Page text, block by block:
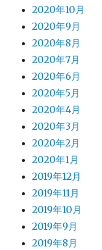
2020年10月
2020年9月
2020年8月
2020年7月
2020年6月
2020年5月
2020年4月
2020年3月
2020年2月
2020年1月
2019年12月
2019年11月
2019年10月
2019年9月
2019年8月